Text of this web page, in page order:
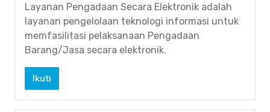
Layanan Pengadaan Secara Elektronik adalah
layanan pengelolaan teknologi informasi untuk
memfasilitasi pelaksanaan Pengadaan
Barang/Jasa secara elektronik.
Ikuti